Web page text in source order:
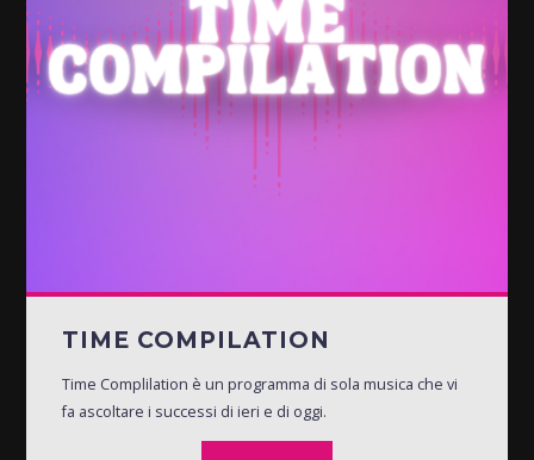
TIME COMPILATION
Time Complilation è un programma di sola musica che vi
fa ascoltare i successi di ieri e di oggi.